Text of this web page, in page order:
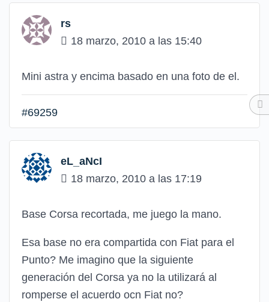
rs
18 marzo, 2010 a las 15:40
Mini astra y encima basado en una foto de el.
#69259
eL_aNcI
18 marzo, 2010 a las 17:19
Base Corsa recortada, me juego la mano.
Esa base no era compartida con Fiat para el
Punto? Me imagino que la siguiente
generación del Corsa ya no la utilizará al
romperse el acuerdo ocn Fiat no?